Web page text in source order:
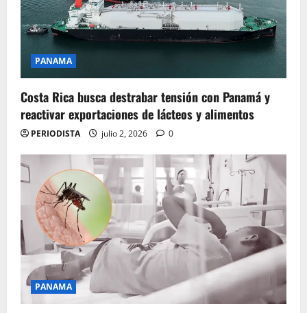
PANAMA
Costa Rica busca destrabar tensión con Panamá y
reactivar exportaciones de lácteos y alimentos
PERIODISTA julio 2, 2026 0
PANAMA